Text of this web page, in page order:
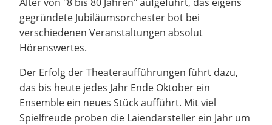
gegründete Jubiläumsorchester bot bei
verschiedenen Veranstaltungen absolut
Hörenswertes.
Der Erfolg der Theateraufführungen führt dazu,
das bis heute jedes Jahr Ende Oktober ein
Ensemble ein neues Stück aufführt. Mit viel
Spielfreude proben die Laiendarsteller ein Jahr um